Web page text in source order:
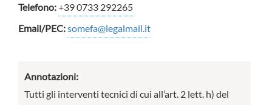
Telefono:+39 0733 292265
Email/PEC:somefa@legalmail.it
Annotazioni:
Tutti gli interventi tecnici di cui all’art. 2 lett. h) del